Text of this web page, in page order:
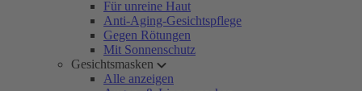
Für unreine Haut
Anti-Aging-Gesichtspflege
Gegen Rötungen
Mit Sonnenschutz
Gesichtsmasken
Alle anzeigen